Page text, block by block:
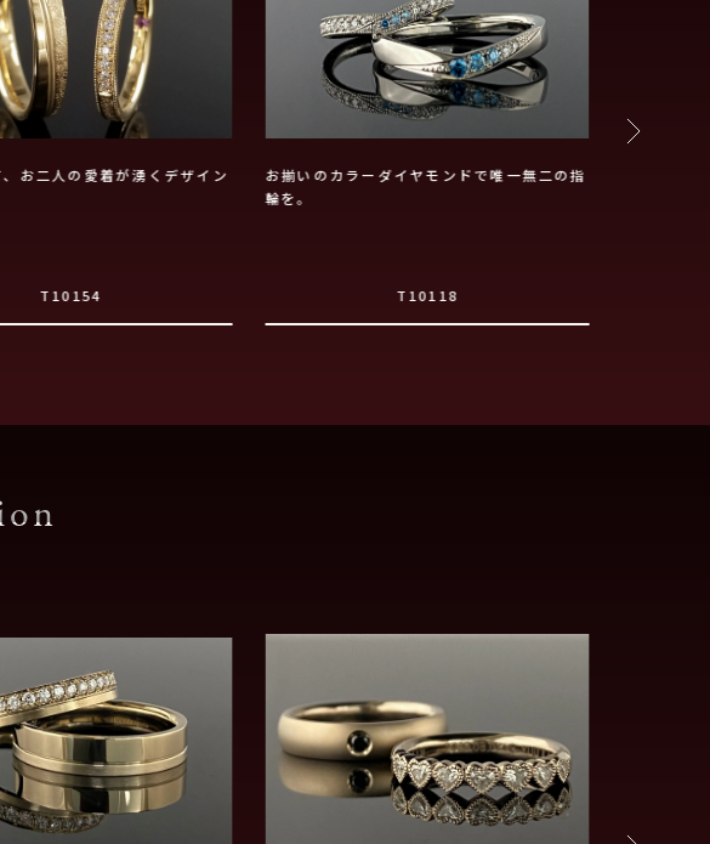
お二人の愛着が湧くデザイン
T10154
お揃いのカラーダイヤモンドで唯一無二の指
輪を。
T10118